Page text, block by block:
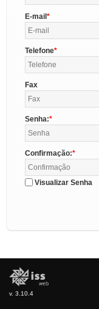
E-mail
Telefone
Fax
Senha:
Confirmação:
Visualizar Senha
v. 3.10.4